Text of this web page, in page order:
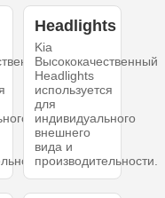
Headlights
Kia
Высококачественный
Headlights
используется
для
индивидуального
внешнего
вида и
производительности.